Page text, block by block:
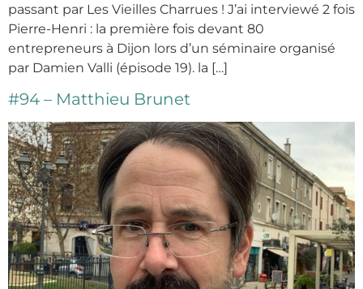
passant par Les Vieilles Charrues ! J’ai interviewé 2 fois
Pierre-Henri : la première fois devant 80
entrepreneurs à Dijon lors d’un séminaire organisé
par Damien Valli (épisode 19). la […]
#94 – Matthieu Brunet